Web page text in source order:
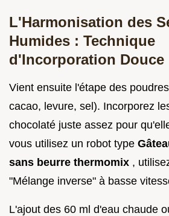
L'Harmonisation des
Humides : Technique
d'Incorporation Douce
Vient ensuite l'étape des
cacao, levure, sel). Incorporez
chocolaté juste assez pour
vous utilisez un robot type
sans beurre thermomix ,
"Mélange inverse" à basse
L'ajout des 60 ml d'eau chaude